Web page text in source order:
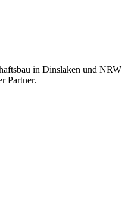
in Dinslaken und NRW
Partner.